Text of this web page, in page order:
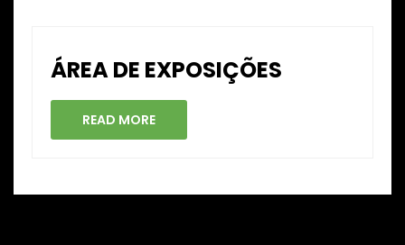
ÁREA DE EXPOSIÇÕES
READ MORE